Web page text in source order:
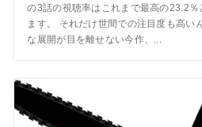
の3話の視聴率はこれまで最高の23.2
ます。 それだけ世間での注目度も高い
な展開が目を離せない今作、...